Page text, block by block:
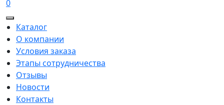
0
Каталог
О компании
Условия заказа
Этапы сотрудничества
Отзывы
Новости
Контакты